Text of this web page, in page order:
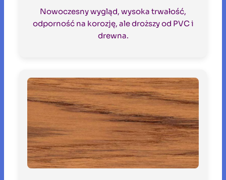
Nowoczesny wygląd, wysoka trwałość,
odporność na korozję, ale droższy od PVC i
drewna.